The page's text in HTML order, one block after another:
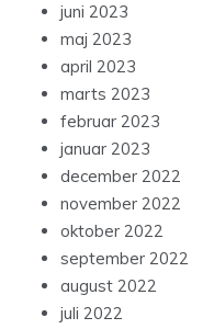
juni 2023
maj 2023
april 2023
marts 2023
februar 2023
januar 2023
december 2022
november 2022
oktober 2022
september 2022
august 2022
juli 2022